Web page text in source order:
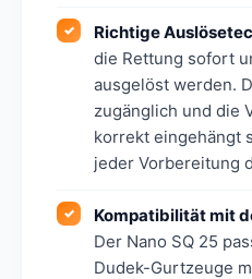
Richtige
die Rettung sofort
ausgelöst werden.
zugänglich und die
korrekt eingehängt
jeder Vorbereitung
Kompatibilität mit
Der Nano SQ 25
Dudek-Gurtzeuge